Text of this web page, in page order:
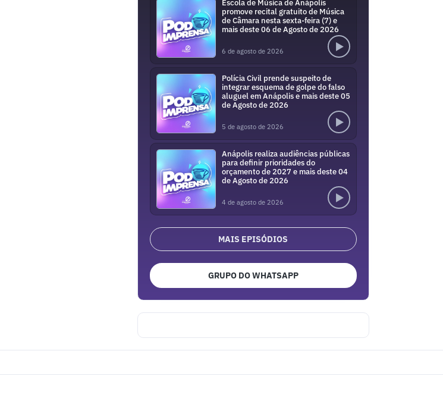
Escola de Música de Anápolis
promove recital gratuito de Música
de Câmara nesta sexta-feira (7) e
mais deste 06 de Agosto de 2026
6 de agosto de 2026
Polícia Civil prende suspeito de
integrar esquema de golpe do falso
aluguel em Anápolis e mais deste 05
de Agosto de 2026
5 de agosto de 2026
Anápolis realiza audiências públicas
para definir prioridades do
orçamento de 2027 e mais deste 04
de Agosto de 2026
4 de agosto de 2026
MAIS EPISÓDIOS
GRUPO DO WHATSAPP